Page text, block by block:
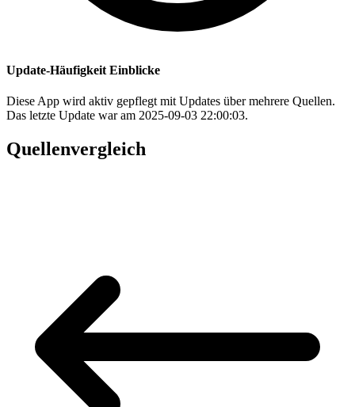
Update-Häufigkeit Einblicke
Diese App wird aktiv gepflegt mit Updates über mehrere Quellen.
Das letzte Update war am 2025-09-03 22:00:03.
Quellenvergleich